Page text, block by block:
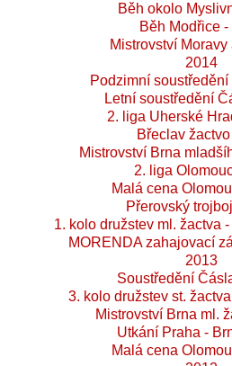
Běh okolo
Běh Modřice -
Mistrovství Moravy
2014
Podzimní
Letní soustředění
2. liga Uherské
Břeclav
Mistrovství Brna
2. liga
Malá cena
Přerovský
1. kolo družstev ml. žactva
MORENDA zahajovací
2013
Soustředění
3. kolo družstev st.
Mistrovství Brna ml.
Utkání Praha -
Malá cena